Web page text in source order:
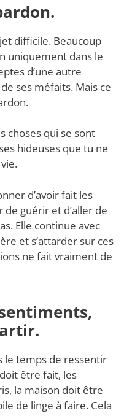
difficile. Beaucoup
uniquement dans le
d’une autre
ses méfaits. Mais ce
choses qui se sont
hideuses que tu ne
d’avoir fait les
de guérir et d’aller de
Elle continue avec
et s’attarder sur ces
ne fait vraiment de
le temps de ressentir
être fait, les
la maison doit être
de linge à faire. Cela